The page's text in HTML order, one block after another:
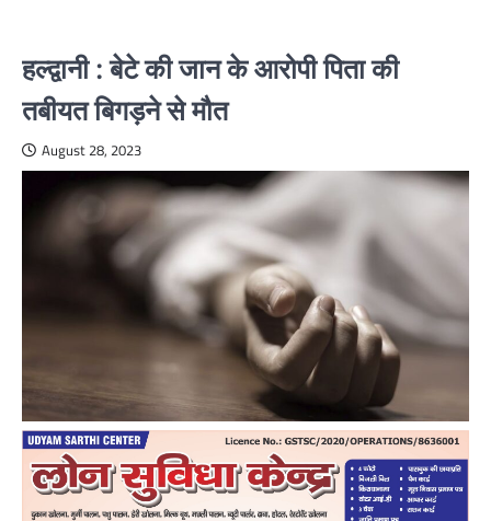
हल्द्वानी : बेटे की जान के आरोपी पिता की
तबीयत बिगड़ने से मौत
August 28, 2023